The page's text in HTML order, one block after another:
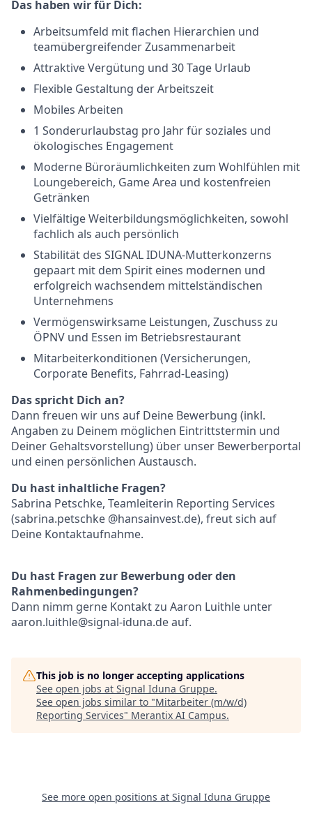
Das haben wir für Dich:
Arbeitsumfeld mit flachen Hierarchien und
teamübergreifender Zusammenarbeit
Attraktive Vergütung und 30 Tage Urlaub
Flexible Gestaltung der Arbeitszeit
Mobiles Arbeiten
1 Sonderurlaubstag pro Jahr für soziales und
ökologisches Engagement
Moderne Büroräumlichkeiten zum Wohlfühlen mit
Loungebereich, Game Area und kostenfreien
Getränken
Vielfältige Weiterbildungsmöglichkeiten, sowohl
fachlich als auch persönlich
Stabilität des SIGNAL IDUNA-Mutterkonzerns
gepaart mit dem Spirit eines modernen und
erfolgreich wachsendem mittelständischen
Unternehmens
Vermögenswirksame Leistungen, Zuschuss zu
ÖPNV und Essen im Betriebsrestaurant
Mitarbeiterkonditionen (Versicherungen,
Corporate Benefits, Fahrrad-Leasing)
Das spricht Dich an?
Dann freuen wir uns auf Deine Bewerbung (inkl.
Angaben zu Deinem möglichen Eintrittstermin und
Deiner Gehaltsvorstellung) über unser Bewerberportal
und einen persönlichen Austausch.
Du hast inhaltliche Fragen?
Sabrina Petschke, Teamleiterin Reporting Services
(sabrina.petschke @hansainvest.de), freut sich auf
Deine Kontaktaufnahme.
Du hast Fragen zur Bewerbung oder den
Rahmenbedingungen?
Dann nimm gerne Kontakt zu Aaron Luithle unter
aaron.luithle@signal-iduna.de auf.
This job is no longer accepting applications
See open jobs at Signal Iduna Gruppe.
See open jobs similar to "Mitarbeiter (m/w/d)
Reporting Services" Merantix AI Campus.
See more open positions at Signal Iduna Gruppe